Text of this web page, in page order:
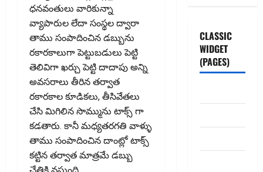
ధనవంతులు వారికున్నా
వ్యాపారుల లేదా సంస్థల ద్వారా
తాము సంపాదించిన డబ్బును
రకారకాలుగా పెట్టుబడులు పెట్టి
తెలివిగా ఖర్చు పెట్టి దాదాపు అన్ని
అవసరాలు తీరిన తర్వాత
రకారకాల కూడికలు, తీసివేతలు
చేసి మిగిలిన సొమ్మును టాక్స్ గా
కడతారు. కానీ మధ్యతరగతి వాళ్ళు
తాము సంపాదించిన దాంట్లో టాక్స్
కట్టిన తర్వాత మాత్రమే డబ్బు
చేతికి వస్తుంది.
CLASSIC
WIDGET
(PAGES)